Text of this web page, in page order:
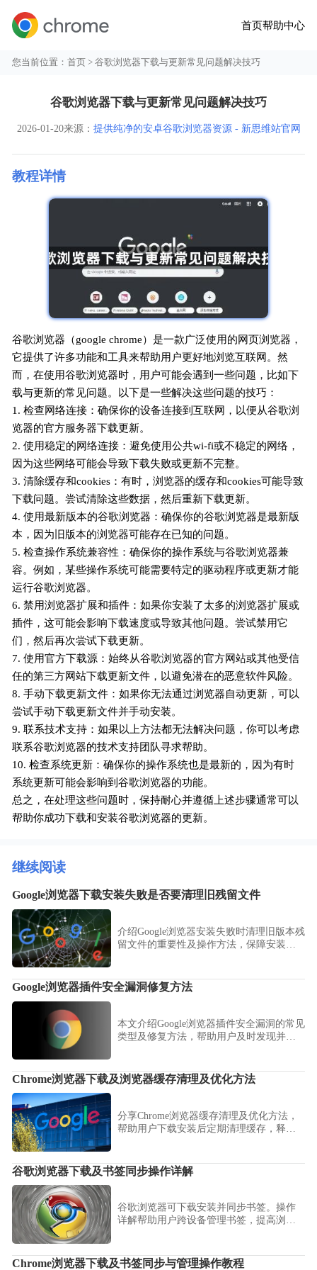
首页帮助中心
您当前位置：首页 > 谷歌浏览器下载与更新常见问题解决技巧
谷歌浏览器下载与更新常见问题解决技巧
2026-01-20来源： 提供纯净的安卓谷歌浏览器资源 - 新思维站官网
教程详情
谷歌浏览器（google chrome）是一款广泛使用的网页浏览器，
它提供了许多功能和工具来帮助用户更好地浏览互联网。然
而，在使用谷歌浏览器时，用户可能会遇到一些问题，比如下
载与更新的常见问题。以下是一些解决这些问题的技巧：
1. 检查网络连接：确保你的设备连接到互联网，以便从谷歌浏
览器的官方服务器下载更新。
2. 使用稳定的网络连接：避免使用公共wi-fi或不稳定的网络，
因为这些网络可能会导致下载失败或更新不完整。
3. 清除缓存和cookies：有时，浏览器的缓存和cookies可能导致
下载问题。尝试清除这些数据，然后重新下载更新。
4. 使用最新版本的谷歌浏览器：确保你的谷歌浏览器是最新版
本，因为旧版本的浏览器可能存在已知的问题。
5. 检查操作系统兼容性：确保你的操作系统与谷歌浏览器兼
容。例如，某些操作系统可能需要特定的驱动程序或更新才能
运行谷歌浏览器。
6. 禁用浏览器扩展和插件：如果你安装了太多的浏览器扩展或
插件，这可能会影响下载速度或导致其他问题。尝试禁用它
们，然后再次尝试下载更新。
7. 使用官方下载源：始终从谷歌浏览器的官方网站或其他受信
任的第三方网站下载更新文件，以避免潜在的恶意软件风险。
8. 手动下载更新文件：如果你无法通过浏览器自动更新，可以
尝试手动下载更新文件并手动安装。
9. 联系技术支持：如果以上方法都无法解决问题，你可以考虑
联系谷歌浏览器的技术支持团队寻求帮助。
10. 检查系统更新：确保你的操作系统也是最新的，因为有时
系统更新可能会影响到谷歌浏览器的功能。
总之，在处理这些问题时，保持耐心并遵循上述步骤通常可以
帮助你成功下载和安装谷歌浏览器的更新。
继续阅读
Google浏览器下载安装失败是否要清理旧残留文件
介绍Google浏览器安装失败时清理旧版本残
留文件的重要性及操作方法，保障安装环
Google浏览器插件安全漏洞修复方法
本文介绍Google浏览器插件安全漏洞的常见
类型及修复方法，帮助用户及时发现并解
Chrome浏览器下载及浏览器缓存清理及优化方法
分享Chrome浏览器缓存清理及优化方法，
帮助用户下载安装后定期清理缓存，释放
谷歌浏览器下载及书签同步操作详解
谷歌浏览器可下载安装并同步书签。操作
详解帮助用户跨设备管理书签，提高浏览
Chrome浏览器下载及书签同步与管理操作教程